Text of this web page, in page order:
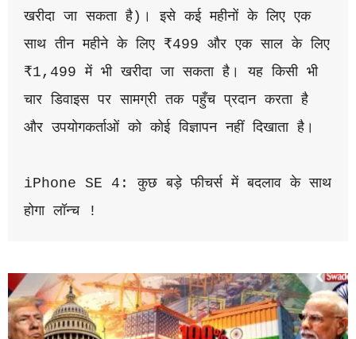
खरीदा जा सकता है)। इसे कई महीनों के लिए एक
साथ तीन महीने के लिए ₹499 और एक साल के लिए
₹1,499 में भी खरीदा जा सकता है। यह किसी भी
चार डिवाइस पर सामग्री तक पहुँच प्रदान करता है
और उपयोगकर्ताओं को कोई विज्ञापन नहीं दिखाता है।
iPhone SE 4: कुछ बड़े फीचर्स में बदलाव के साथ
होगा लॉन्च !